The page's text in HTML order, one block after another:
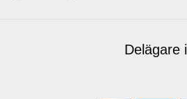
Delägare i